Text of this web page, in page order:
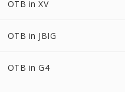
OTB in XV
OTB in JBIG
OTB in G4